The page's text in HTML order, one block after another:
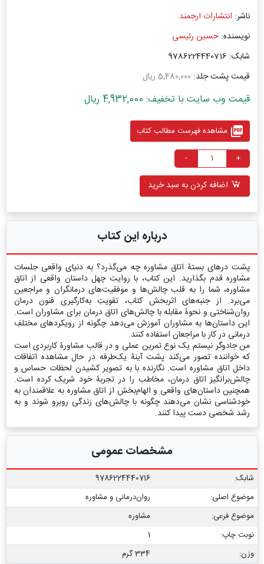
ناشر: انتشارات ارجمند
نویسنده: حسین رئیسی
شابک: 9786224440716
قیمت پشت جلد: 5,480,000 ریال
قیمت وب سایت با تخفیف: 4,932,000 ریال
picture_as_pdf مشاهده فهرست مطالب کتاب
+
-
اضافه کردن به سبد خرید
درباره این کتاب
پشت درهای بستۀ اتاق مشاوره چه می‌گذرد؟ به دنیای واقعی جلسات
مشاوره قدم بگذارید. این کتاب، با روایت چهل داستان واقعی از اتاق
مشاوره، شما را به قلب چالش‌ها و موفقیت‌های درمانگران و مراجعین
می‌برد. از جنبه‌های اثربخش کتاب، تقویتِ به‌کارگیری فنون درمان
روان‌شناختی و نحوۀ مقابله با چالش‌های اتاق درمان برای مشاوران است.
این داستان‌ها به مشاوران آموزش می‌دهد چگونه از رویکردهای مختلفِ
درمانی در کار با مراجعان استفاده کنند.
من جادوگر نیستم یک ‌نوع تمرین عملی و در قالب مشاورۀ کاربردی است
که خواننده تصور می‌کند پشت آینۀ یک‌طرفه در حال مشاهده اتفاقات
داخل اتاق مشاوره است. نگارنده با به تصویر کشیدن لحظات حساس و
چالش‌برانگیز اتاق درمان، مخاطب را در تجربۀ خود شریک کرده است.
همچنین داستان‌های واقعی و الهام‌بخش از اتاق مشاوره به علاقمندان به
خودشناسی نشان می‌دهند چگونه با چالش‌های زندگی روبرو شوند و به
رشد شخصی دست پیدا کنند.
مشخصات عمومی
شابک:
9786224440716
موضوع اصلی:
روان‌درمانی و مشاوره
موضوع فرعی:
مشاوره
نوبت چاپ:
1
وزن:
334 گرم